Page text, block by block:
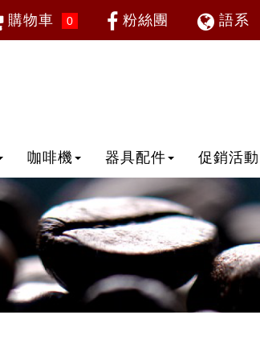
購物車 0 粉絲團 語系
咖啡機 器具配件 促銷活動